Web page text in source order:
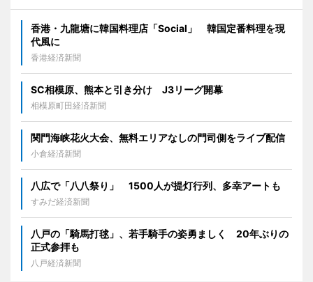
香港・九龍塘に韓国料理店「Social」 韓国定番料理を現
代風に
香港経済新聞
SC相模原、熊本と引き分け J3リーグ開幕
相模原町田経済新聞
関門海峡花火大会、無料エリアなしの門司側をライブ配信
小倉経済新聞
八広で「八八祭り」 1500人が提灯行列、多幸アートも
すみだ経済新聞
八戸の「騎馬打毬」、若手騎手の姿勇ましく 20年ぶりの
正式参拝も
八戸経済新聞